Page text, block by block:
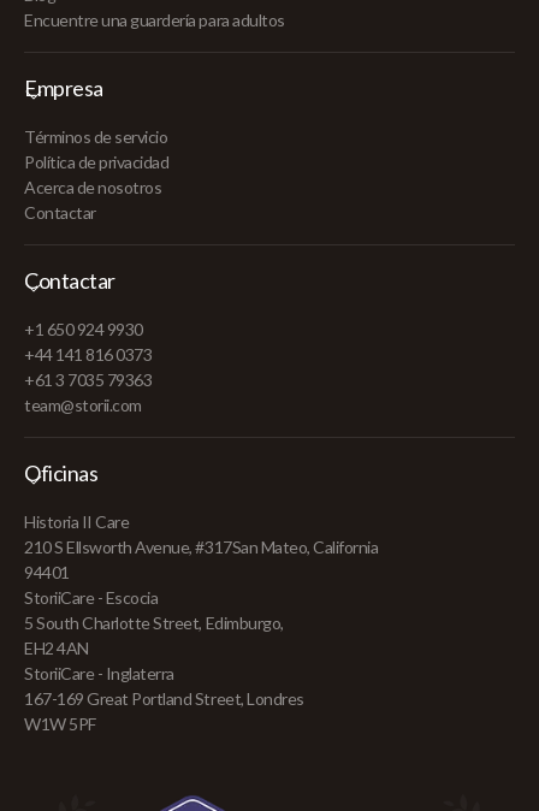
Encuentre una guardería para adultos
Empresa
Términos de servicio
Política de privacidad
Acerca de nosotros
Contactar
Contactar
+1 650 924 9930
+44 141 816 0373
+61 3 7035 79363
team@storii.com
Oficinas
Historia II Care
210 S Ellsworth Avenue, #317San Mateo, California
94401
StoriiCare - Escocia
5 South Charlotte Street, Edimburgo,
EH2 4AN
StoriiCare - Inglaterra
167-169 Great Portland Street, Londres
W1W 5PF